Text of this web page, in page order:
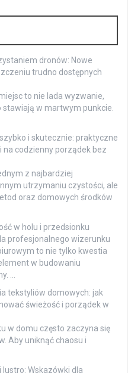
dronów: Nowe
trudno dostępnych
to nie lada wyzwanie,
w martwym punkcie.
i skutecznie: praktyczne
na codzienny porządek bez
z najbardziej
utrzymaniu czystości, ale
oraz domowych środków
w holu i przedsionku
profesjonalnego wizerunku
to nie tylko kwestia
w budowaniu
…
tekstyliów domowych: jak
świeżość i porządek w
w domu często zaczyna się
Aby uniknąć chaosu i
Wskazówki dla